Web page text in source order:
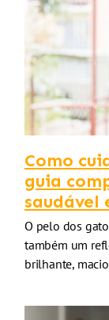
Como
guia
saudável
O pelo dos
também um
brilhante,